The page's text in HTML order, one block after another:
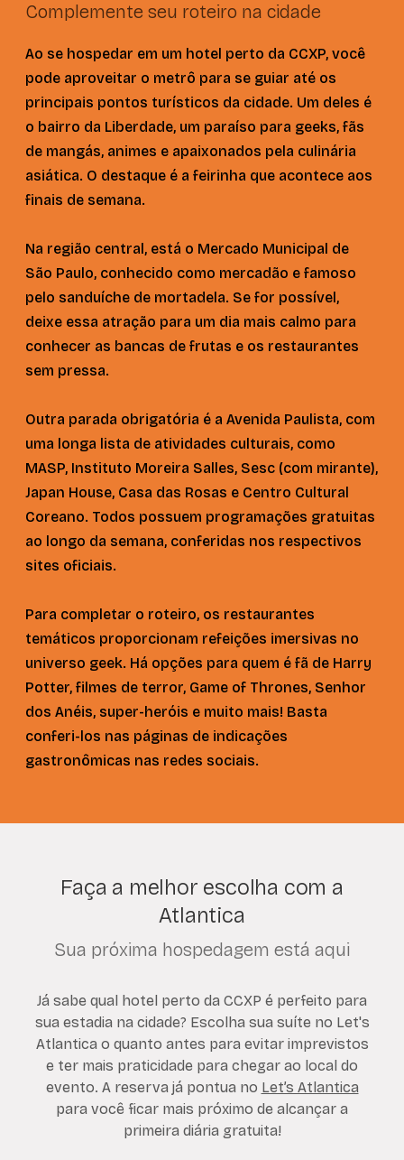
Complemente seu roteiro na cidade
Ao se hospedar em um hotel perto da CCXP, você
pode aproveitar o metrô para se guiar até os
principais pontos turísticos da cidade. Um deles é
o bairro da Liberdade, um paraíso para geeks, fãs
de mangás, animes e apaixonados pela culinária
asiática. O destaque é a feirinha que acontece aos
finais de semana.
Na região central, está o Mercado Municipal de
São Paulo, conhecido como mercadão e famoso
pelo sanduíche de mortadela. Se for possível,
deixe essa atração para um dia mais calmo para
conhecer as bancas de frutas e os restaurantes
sem pressa.
Outra parada obrigatória é a Avenida Paulista, com
uma longa lista de atividades culturais, como
MASP, Instituto Moreira Salles, Sesc (com mirante),
Japan House, Casa das Rosas e Centro Cultural
Coreano. Todos possuem programações gratuitas
ao longo da semana, conferidas nos respectivos
sites oficiais.
Para completar o roteiro, os restaurantes
temáticos proporcionam refeições imersivas no
universo geek. Há opções para quem é fã de Harry
Potter, filmes de terror, Game of Thrones, Senhor
dos Anéis, super-heróis e muito mais! Basta
conferi-los nas páginas de indicações
gastronômicas nas redes sociais.
Faça a melhor escolha com a
Atlantica
Sua próxima hospedagem está aqui
Já sabe qual hotel perto da CCXP é perfeito para
sua estadia na cidade? Escolha sua suíte no Let's
Atlantica o quanto antes para evitar imprevistos
e ter mais praticidade para chegar ao local do
evento. A reserva já pontua no Let’s Atlantica
para você ficar mais próximo de alcançar a
primeira diária gratuita!